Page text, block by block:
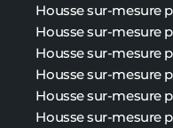
Housse sur-mesure
Housse sur-mesure
Housse sur-mesure
Housse sur-mesure
Housse sur-mesure
Housse sur-mesure